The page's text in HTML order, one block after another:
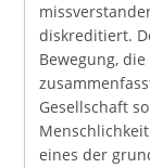
diskreditiert.
Bewegung,
Gesellschaft
eines der